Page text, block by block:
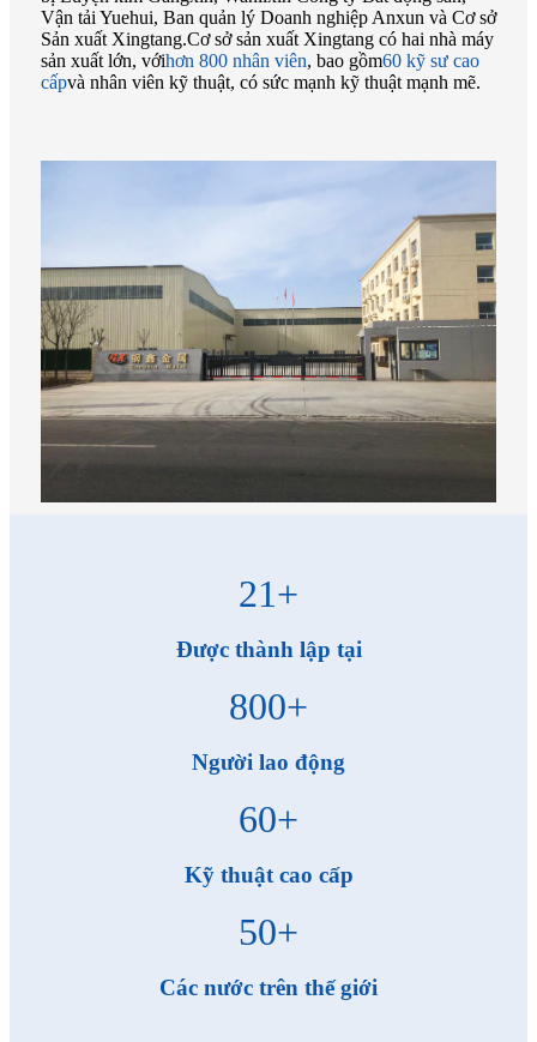
Vận tải Yuehui, Ban quản lý Doanh nghiệp Anxun và Cơ sở
Sản xuất Xingtang.Cơ sở sản xuất Xingtang có hai nhà máy
sản xuất lớn, vớihơn 800 nhân viên, bao gồm60 kỹ sư cao
cấpvà nhân viên kỹ thuật, có sức mạnh kỹ thuật mạnh mẽ.
21+
Được thành lập tại
800+
Người lao động
60+
Kỹ thuật cao cấp
50+
Các nước trên thế giới